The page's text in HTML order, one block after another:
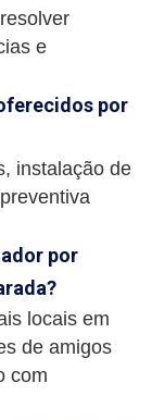
e
por
instalação de
por
locais em
de amigos
com